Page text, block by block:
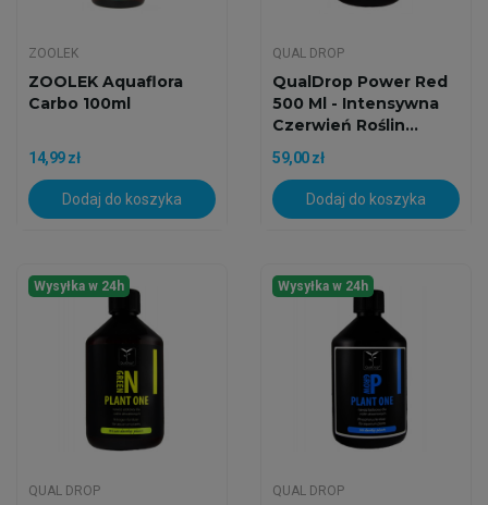
ZOOLEK
ZOOLEK Aquaflora
Carbo 100ml
14,99 zł
Dodaj do koszyka
QUAL DROP
QualDrop Power Red
500 Ml - Intensywna
Czerwień Roślin...
59,00 zł
Dodaj do koszyka
Wysyłka w 24h
QUAL DROP
Wysyłka w 24h
QUAL DROP